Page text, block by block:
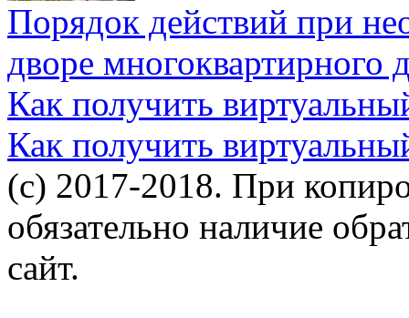
Порядок действий при
дворе многоквартирного
Как получить
Как получить
(c) 2017-2018. При
обязательно наличие
сайт.